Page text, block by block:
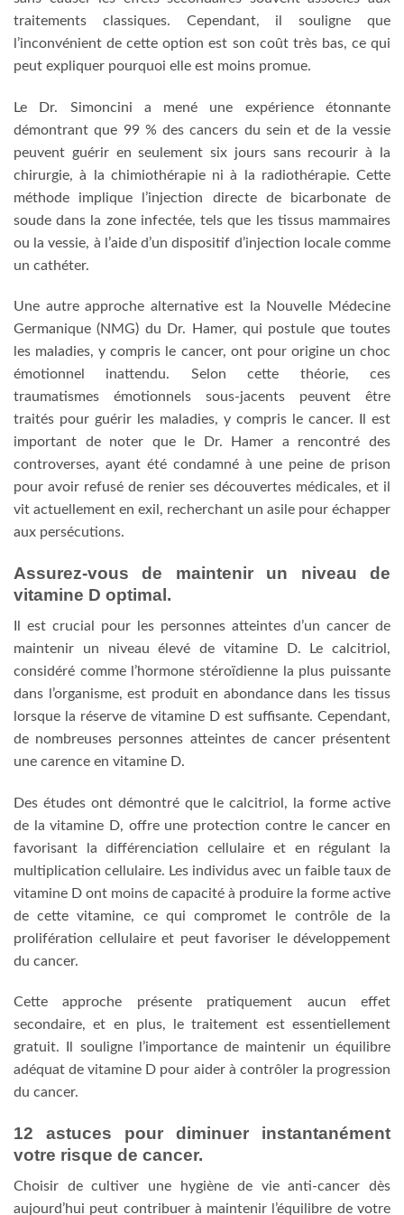
traitements classiques. Cependant, il souligne que
l’inconvénient de cette option est son coût très bas, ce qui
peut expliquer pourquoi elle est moins promue.
Le Dr. Simoncini a mené une expérience étonnante
démontrant que 99 % des cancers du sein et de la vessie
peuvent guérir en seulement six jours sans recourir à la
chirurgie, à la chimiothérapie ni à la radiothérapie. Cette
méthode implique l’injection directe de bicarbonate de
soude dans la zone infectée, tels que les tissus mammaires
ou la vessie, à l’aide d’un dispositif d’injection locale comme
un cathéter.
Une autre approche alternative est la Nouvelle Médecine
Germanique (NMG) du Dr. Hamer, qui postule que toutes
les maladies, y compris le cancer, ont pour origine un choc
émotionnel inattendu. Selon cette théorie, ces
traumatismes émotionnels sous-jacents peuvent être
traités pour guérir les maladies, y compris le cancer. Il est
important de noter que le Dr. Hamer a rencontré des
controverses, ayant été condamné à une peine de prison
pour avoir refusé de renier ses découvertes médicales, et il
vit actuellement en exil, recherchant un asile pour échapper
aux persécutions.
Assurez-vous de maintenir un niveau de
vitamine D optimal.
Il est crucial pour les personnes atteintes d’un cancer de
maintenir un niveau élevé de vitamine D. Le calcitriol,
considéré comme l’hormone stéroïdienne la plus puissante
dans l’organisme, est produit en abondance dans les tissus
lorsque la réserve de vitamine D est suffisante. Cependant,
de nombreuses personnes atteintes de cancer présentent
une carence en vitamine D.
Des études ont démontré que le calcitriol, la forme active
de la vitamine D, offre une protection contre le cancer en
favorisant la différenciation cellulaire et en régulant la
multiplication cellulaire. Les individus avec un faible taux de
vitamine D ont moins de capacité à produire la forme active
de cette vitamine, ce qui compromet le contrôle de la
prolifération cellulaire et peut favoriser le développement
du cancer.
Cette approche présente pratiquement aucun effet
secondaire, et en plus, le traitement est essentiellement
gratuit. Il souligne l’importance de maintenir un équilibre
adéquat de vitamine D pour aider à contrôler la progression
du cancer.
12 astuces pour diminuer instantanément
votre risque de cancer.
Choisir de cultiver une hygiène de vie anti-cancer dès
aujourd’hui peut contribuer à maintenir l’équilibre de votre